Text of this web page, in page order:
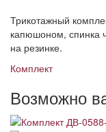
Трикотажный
капюшоном, спинка
на резинке.
Комплект
Возможно